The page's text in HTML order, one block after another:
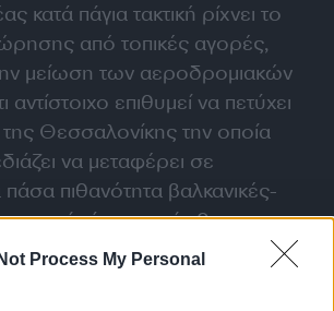
Process My Personal
κατά πάγια τακτική ρίχνει το
από τοπικές αγορές,
μείωση των αεροδρομιακών
επιθυμεί να πετύχει
της Θεσσαλονίκης την οποία
να μεταφέρει σε
πάσα πιθανότητα βαλκανικές-
φανεί εάν το τοπίο θα
επόμενες μέρες.